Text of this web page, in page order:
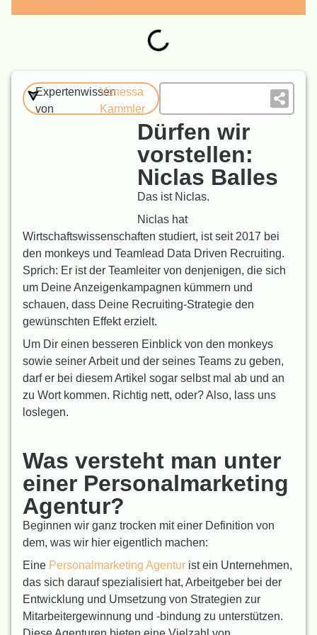
Expertenwissen
von
Vanessa
Kammler
Dürfen wir
vorstellen:
Niclas Balles
Das ist Niclas.
Niclas hat
Wirtschaftswissenschaften studiert, ist seit 2017 bei
den monkeys und Teamlead Data Driven Recruiting.
Sprich: Er ist der Teamleiter von denjenigen, die sich
um Deine Anzeigenkampagnen kümmern und
schauen, dass Deine Recruiting-Strategie den
gewünschten Effekt erzielt.
Um Dir einen besseren Einblick von den monkeys
sowie seiner Arbeit und der seines Teams zu geben,
darf er bei diesem Artikel sogar selbst mal ab und an
zu Wort kommen. Richtig nett, oder? Also, lass uns
loslegen.
Was versteht man unter
einer Personalmarketing
Agentur?
Beginnen wir ganz trocken mit einer Definition von
dem, was wir hier eigentlich machen:
Eine Personalmarketing Agentur ist ein Unternehmen,
das sich darauf spezialisiert hat, Arbeitgeber bei der
Entwicklung und Umsetzung von Strategien zur
Mitarbeitergewinnung und -bindung zu unterstützen.